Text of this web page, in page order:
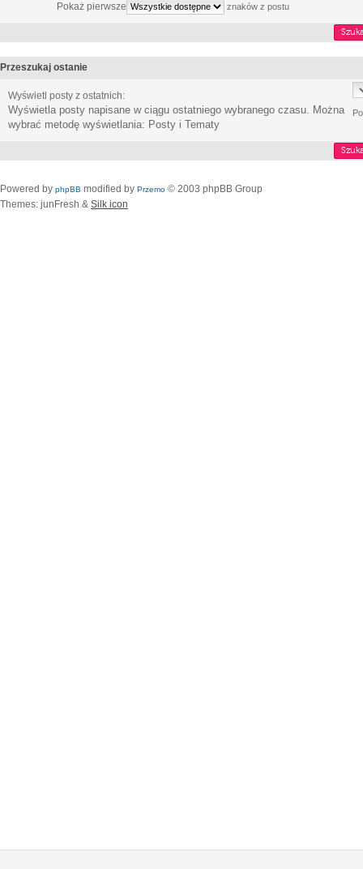
Pokaż pierwsze znaków z postu
Przeszukaj ostanie
Wyświetl posty z ostatnich:
Wyświetla posty napisane w ciągu ostatniego wybranego czasu. Można
wybrać metodę wyświetlania: Posty i Tematy
Powered by phpBB modified by Przemo © 2003 phpBB Group
Themes: junFresh & Silk icon